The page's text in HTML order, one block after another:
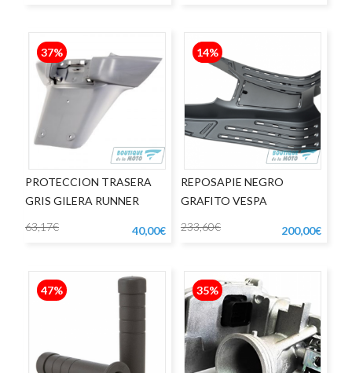
37%
PROTECCION TRASERA
GRIS GILERA RUNNER
63,17€
40,00€
14%
REPOSAPIE NEGRO
GRAFITO VESPA
233,60€
200,00€
47% 35%